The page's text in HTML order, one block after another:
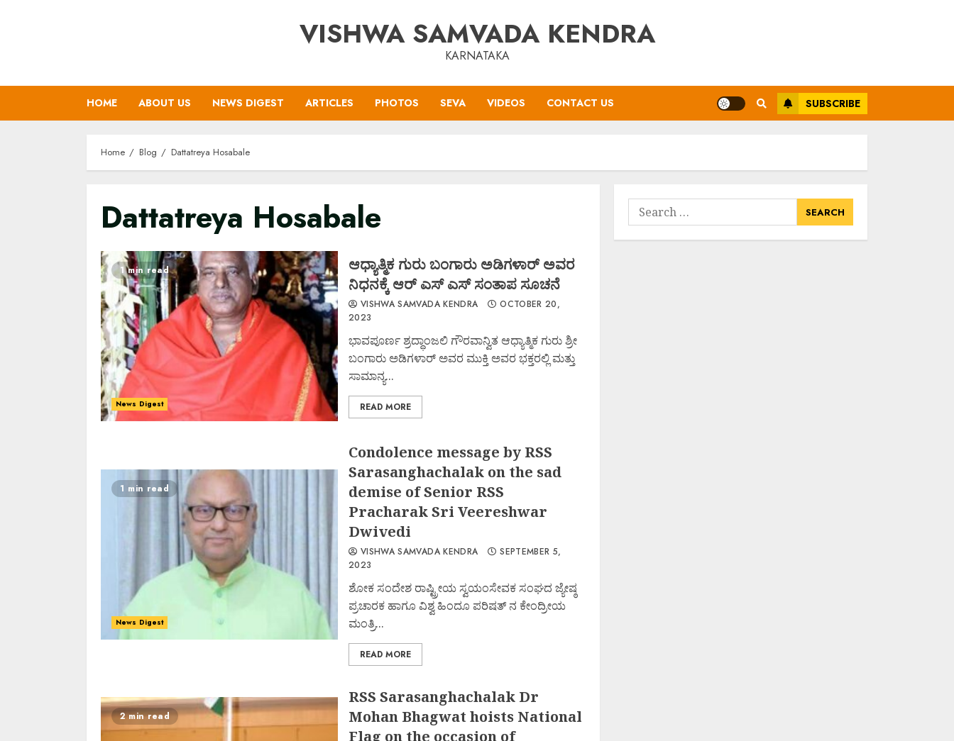
VISHWA SAMVADA KENDRA
KARNATAKA
HOME ABOUT US NEWS DIGEST ARTICLES PHOTOS SEVA VIDEOS CONTACT US SUBSCRIBE
Home Blog Dattatreya Hosabale
Dattatreya Hosabale
1 min read
News Digest
ಆಧ್ಯಾತ್ಮಿಕ ಗುರು ಬಂಗಾರು ಅಡಿಗಳಾರ್ ಅವರ
ನಿಧನಕ್ಕೆ ಆರ್ ಎಸ್ ಎಸ್ ಸಂತಾಪ ಸೂಚನೆ
VISHWA SAMVADA KENDRA
OCTOBER 20,
2023
ಭಾವಪೂರ್ಣ ಶ್ರದ್ಧಾಂಜಲಿ ಗೌರವಾನ್ವಿತ ಆಧ್ಯಾತ್ಮಿಕ ಗುರು ಶ್ರೀ
ಬಂಗಾರು ಅಡಿಗಳಾರ್ ಅವರ ಮುಕ್ತಿ ಅವರ ಭಕ್ತರಲ್ಲಿ ಮತ್ತು
ಸಾಮಾನ್ಯ...
READ MORE
1 min read
News Digest
Condolence message by RSS
Sarasanghachalak on the sad
demise of Senior RSS
Pracharak Sri Veereshwar
Dwivedi
VISHWA SAMVADA KENDRA
SEPTEMBER 5,
2023
ಶೋಕ ಸಂದೇಶ ರಾಷ್ಟ್ರೀಯ ಸ್ವಯಂಸೇವಕ ಸಂಘದ ಜ್ಯೇಷ್ಠ
ಪ್ರಚಾರಕ ಹಾಗೂ ವಿಶ್ವ ಹಿಂದೂ ಪರಿಷತ್ ನ ಕೇಂದ್ರೀಯ
ಮಂತ್ರಿ...
READ MORE
2 min read
RSS Sarasanghachalak Dr
Mohan Bhagwat hoists National
Flag on the occasion of
Search
for: